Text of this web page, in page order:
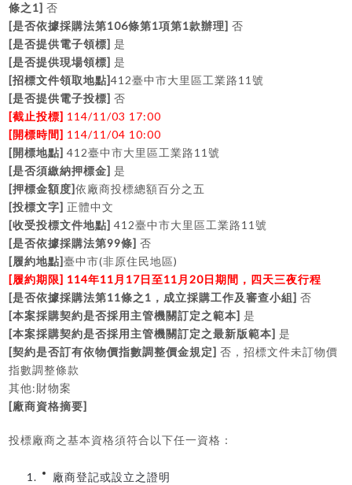
條之 1] 否
[是否依據採購法第106條第1項第1款辦理] 否
[是否提供電子領標] 是
[是否提供現場領標] 是
[招標文件領取地點]412臺中市大里區工業路 11號
[是否提供電子投標] 否
[截止投標] 114/11/03 17:00
[ 開標時間 ] 114/11/04 10:00
[ 開標地點] 412臺中市大里區工業路 11號
[是否須繳納押標金] 是
[押標金額度]依廠商投標總額百分之五
[投標文字] 正體中文
[收受投標文件地點] 412臺中市大里區工業路 11號
[是否依據採購法第99條] 否
[履約地點]臺中市(非原住民地區)
[履約期限] 114年11 月 17 日至11 月20 日期間，四天三夜行程
[是否依據採購法第11條之 1 ，成立採購工作及審查小組 ] 否
[本案採購契約是否採用主管機關訂定之範本] 是
[本案採購契約是否採用主管機關訂定之最新版範本] 是
[契約是否訂有依物價指數調整價金規定] 否，招標文件未訂物價
指數調整條款
其他: 財物案
[廠商資格摘要]
投標廠商之基本資格須符合以下任一資格：
廠商登記或設立之證明